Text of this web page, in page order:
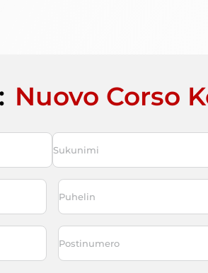
Nuovo Corso
Puhelin
Postinumero